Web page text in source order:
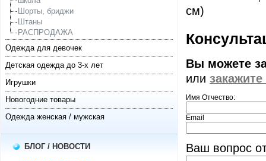
Шорты, бриджи
Штаны
РАСПРОДАЖА
Одежда для девочек
Детская одежда до 3-х лет
Игрушки
Новогодние товары
Одежда женская / мужская
БЛОГ / НОВОСТИ
см)
Вы можете
или
Имя Отчество:
Email
Ваш вопрос